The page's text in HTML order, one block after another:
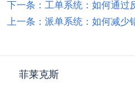
下一条：工单系统：如何通过
上一条：派单系统：如何减少
菲莱克斯